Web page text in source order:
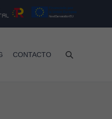
CONTACTO